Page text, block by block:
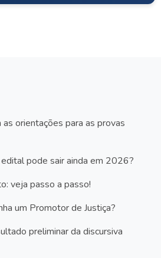
as orientações para as provas
pode sair ainda em 2026?
veja passo a passo!
um Promotor de Justiça?
preliminar da discursiva